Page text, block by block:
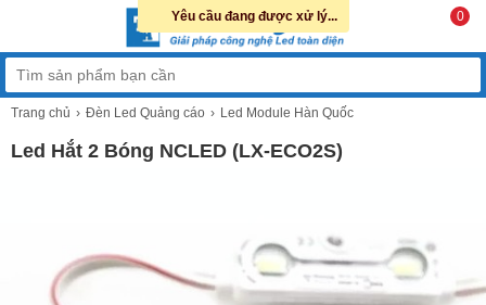
0
Trang chủ Đèn Led Quảng cáo Led Module Hàn Quốc
Led Hắt 2 Bóng NCLED (LX-ECO2S)
Yêu cầu đang được xử lý...